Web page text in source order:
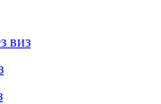
виз